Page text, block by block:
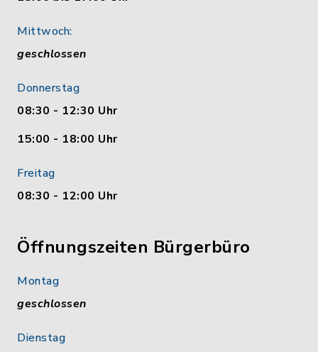
Mittwoch:
geschlossen
Donnerstag
08:30 - 12:30 Uhr
15:00 - 18:00 Uhr
Freitag
08:30 - 12:00 Uhr
Öffnungszeiten Bürgerbüro
Montag
geschlossen
Dienstag